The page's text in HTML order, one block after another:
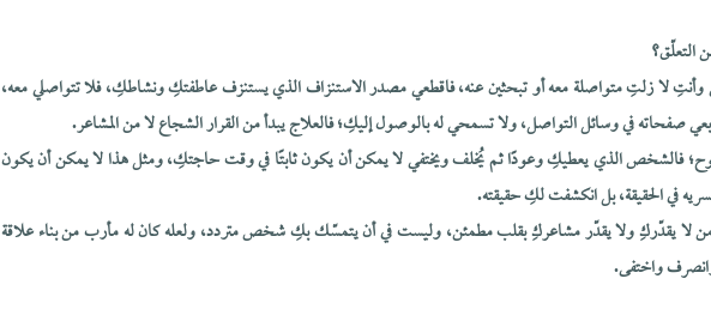
التعلّق؟
لا زلتِ متواصلة معه أو تبحثين عنه، فاقطعي مصدر الاستنزاف الذي يستنزف عاطفتكِ ونشاطكِ، فلا تتواصلي معه،
صفحاته في وسائل التواصل، ولا تسمحي له بالوصول إليكِ؛ فالعلاج يبدأ من القرار الشجاع لا من المشاعر.
فالشخص الذي يعطيكِ وعودًا ثم يُخلف ويختفي لا يمكن أن يكون ثابتًا في وقت حاجتكِ، ومثل هذا لا يمكن أن يكون
في الحقيقة، بل انكشفت لكِ حقيقته.
من لا يقدّركِ ولا يقدّر مشاعركِ بقلب مطمئن، وليست في أن يتمسّك بكِ شخص متردد، ولعله كان له مأرب من بناء علاقة
واختفى.